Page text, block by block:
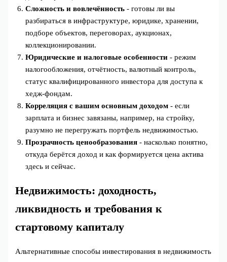
Сложность и вовлечённость - готовы ли вы
разбираться в инфраструктуре, юридике, хранении,
подборе объектов, переговорах, аукционах,
коллекционировании.
Юридические и налоговые особенности - режим
налогообложения, отчётность, валютный контроль,
статус квалифицированного инвестора для доступа к
хедж‑фондам.
Корреляция с вашим основным доходом - если
зарплата и бизнес завязаны, например, на стройку,
разумно не перегружать портфель недвижимостью.
Прозрачность ценообразования - насколько понятно,
откуда берётся доход и как формируется цена актива
здесь и сейчас.
Недвижимость: доходность,
ликвидность и требования к
стартовому капиталу
Альтернативные способы инвестирования в недвижимость